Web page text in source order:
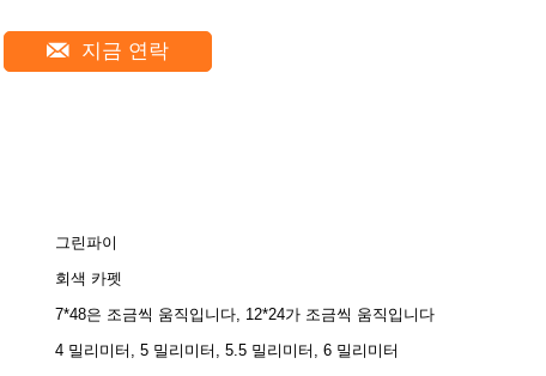
지금 연락
그린파이
회색 카펫
7*48은 조금씩 움직입니다, 12*24가 조금씩 움직입니다
4 밀리미터, 5 밀리미터, 5.5 밀리미터, 6 밀리미터